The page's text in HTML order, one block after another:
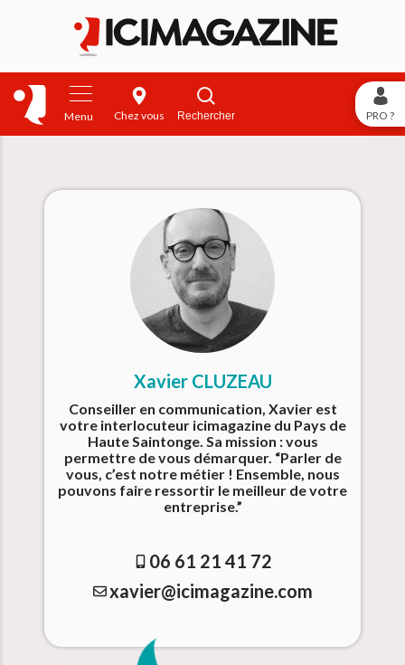
Menu Chez vous Rechercher PRO ?
Xavier CLUZEAU
Conseiller en communication, Xavier est
votre interlocuteur icimagazine du Pays de
Haute Saintonge. Sa mission : vous
permettre de vous démarquer. “Parler de
vous, c’est notre métier ! Ensemble, nous
pouvons faire ressortir le meilleur de votre
entreprise.”
06 61 21 41 72
xavier@icimagazine.com